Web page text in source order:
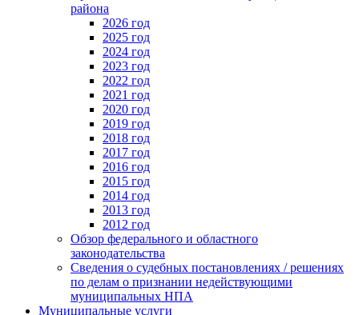
района
2026 год
2025 год
2024 год
2023 год
2022 год
2021 год
2020 год
2019 год
2018 год
2017 год
2016 год
2015 год
2014 год
2013 год
2012 год
Обзор федерального и областного
законодательства
Сведения о судебных постановлениях / решениях
по делам о признании недействующими
муниципальных НПА
Муниципальные услуги